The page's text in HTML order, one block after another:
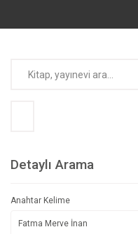
Detaylı Arama
Anahtar Kelime